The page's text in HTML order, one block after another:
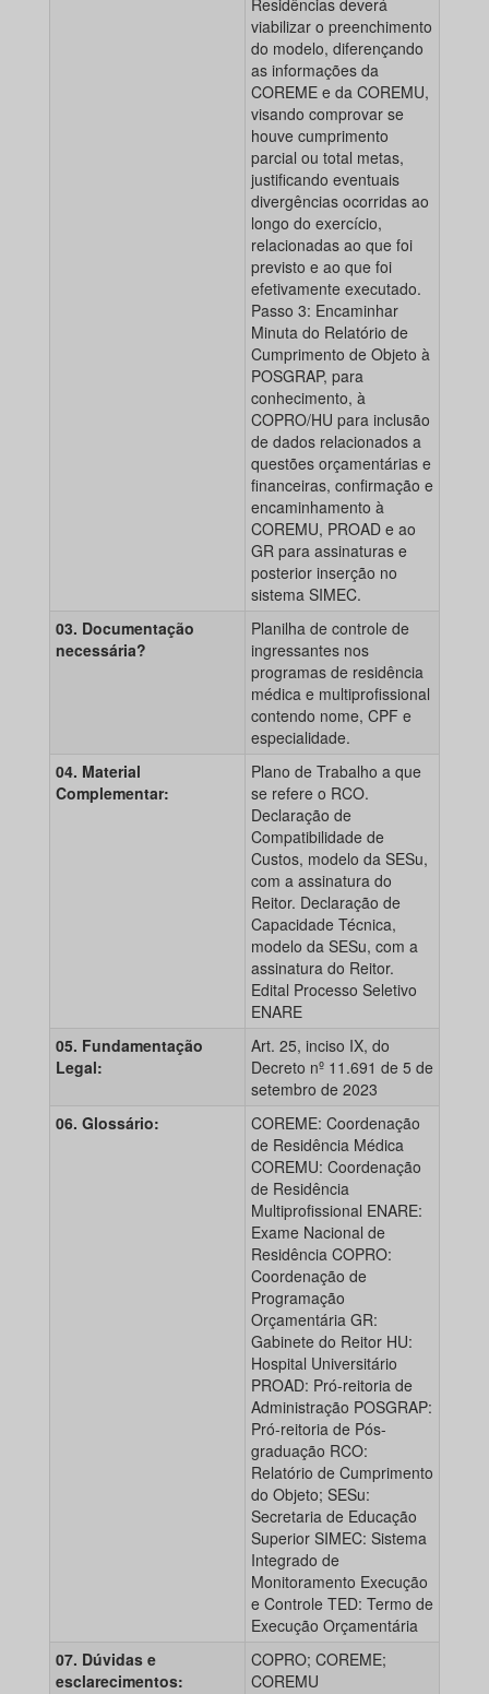
Residências deverá
viabilizar o preenchimento
do modelo, diferençando
as informações da
COREME e da COREMU,
visando comprovar se
houve cumprimento
parcial ou total metas,
justificando eventuais
divergências ocorridas ao
longo do exercício,
relacionadas ao que foi
previsto e ao que foi
efetivamente executado.
Passo 3: Encaminhar
Minuta do Relatório de
Cumprimento de Objeto à
POSGRAP, para
conhecimento, à
COPRO/HU para inclusão
de dados relacionados a
questões orçamentárias e
financeiras, confirmação e
encaminhamento à
COREMU, PROAD e ao
GR para assinaturas e
posterior inserção no
sistema SIMEC.
03. Documentação
necessária?
Planilha de controle de
ingressantes nos
programas de residência
médica e multiprofissional
contendo nome, CPF e
especialidade.
04. Material
Complementar:
Plano de Trabalho a que
se refere o RCO.
Declaração de
Compatibilidade de
Custos, modelo da SESu,
com a assinatura do
Reitor. Declaração de
Capacidade Técnica,
modelo da SESu, com a
assinatura do Reitor.
Edital Processo Seletivo
ENARE
05. Fundamentação
Legal:
Art. 25, inciso IX, do
Decreto nº 11.691 de 5 de
setembro de 2023
06. Glossário:
COREME: Coordenação
de Residência Médica
COREMU: Coordenação
de Residência
Multiprofissional ENARE:
Exame Nacional de
Residência COPRO:
Coordenação de
Programação
Orçamentária GR:
Gabinete do Reitor HU:
Hospital Universitário
PROAD: Pró-reitoria de
Administração POSGRAP:
Pró-reitoria de Pós-
graduação RCO:
Relatório de Cumprimento
do Objeto; SESu:
Secretaria de Educação
Superior SIMEC: Sistema
Integrado de
Monitoramento Execução
e Controle TED: Termo de
Execução Orçamentária
07. Dúvidas e
esclarecimentos:
COPRO; COREME;
COREMU